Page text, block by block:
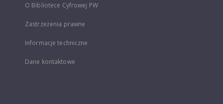
O Bibliotece Cyfrowej PW
Zastrzeżenia prawne
Informacje techniczne
Dane kontaktowe